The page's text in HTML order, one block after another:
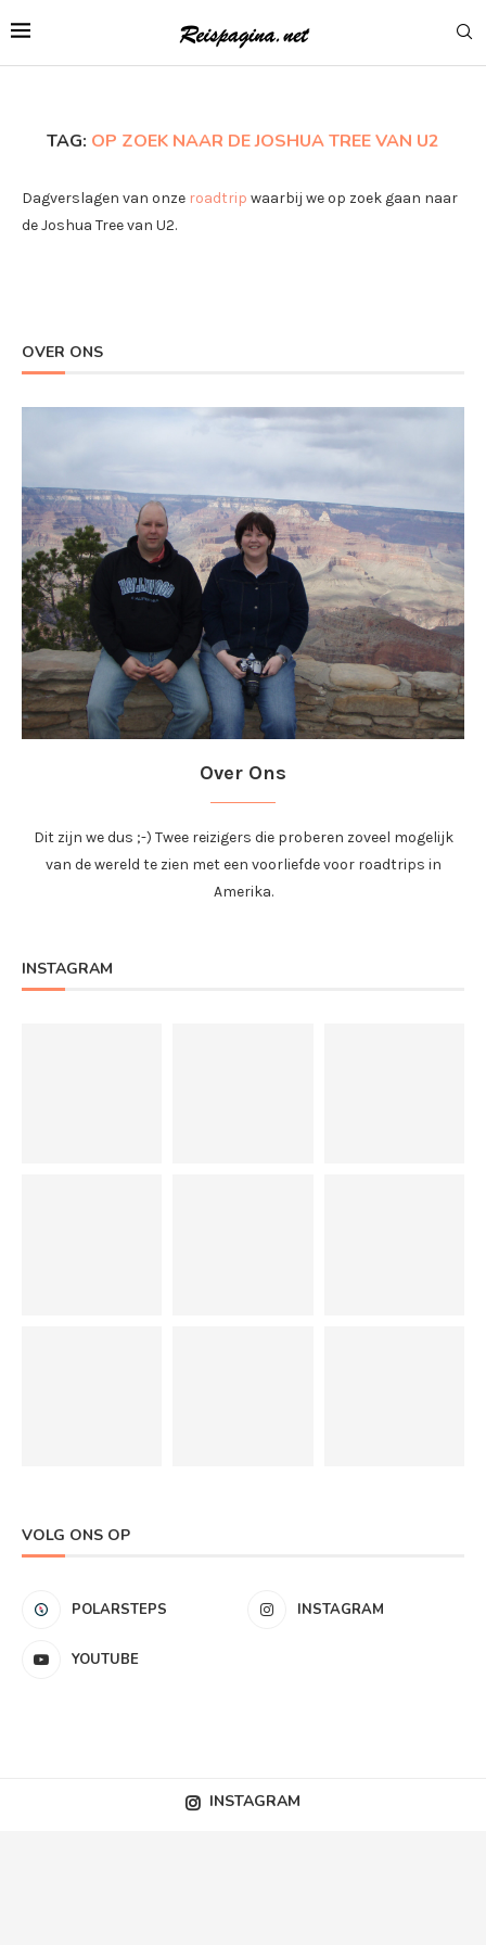
TAG: OP ZOEK NAAR DE JOSHUA TREE VAN U2
Dagverslagen van onze roadtrip waarbij we op zoek gaan naar
de Joshua Tree van U2.
OVER ONS
Over Ons
Dit zijn we dus ;-) Twee reizigers die proberen zoveel mogelijk
van de wereld te zien met een voorliefde voor roadtrips in
Amerika.
INSTAGRAM
VOLG ONS OP
POLARSTEPS INSTAGRAM
YOUTUBE
INSTAGRAM